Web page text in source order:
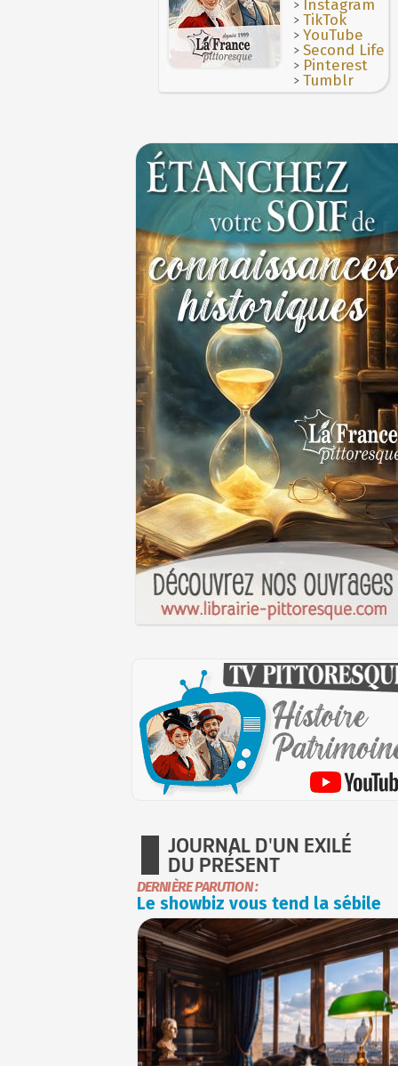
JOURNAL D'UN EXILÉ
DU PRÉSENT
DERNIÈRE PARUTION :
Le showbiz vous tend la sébile
> Instagram
>TikTok
>YouTube
>Second Life
> Pinterest
>Tumblr